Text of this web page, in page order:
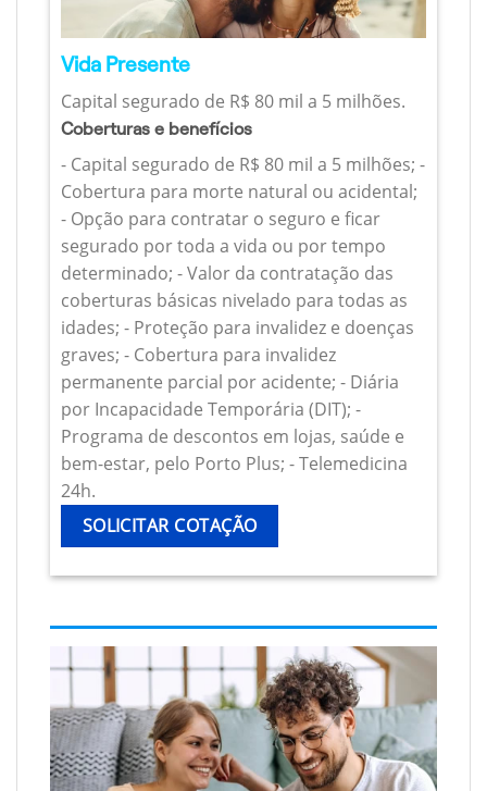
Vida Presente
Capital segurado de R$ 80 mil a 5 milhões.
Coberturas e benefícios
- Capital segurado de R$ 80 mil a 5 milhões; -
Cobertura para morte natural ou acidental;
- Opção para contratar o seguro e ficar
segurado por toda a vida ou por tempo
determinado; - Valor da contratação das
coberturas básicas nivelado para todas as
idades; - Proteção para invalidez e doenças
graves; - Cobertura para invalidez
permanente parcial por acidente; - Diária
por Incapacidade Temporária (DIT); -
Programa de descontos em lojas, saúde e
bem-estar, pelo Porto Plus; - Telemedicina
24h.
SOLICITAR COTAÇÃO